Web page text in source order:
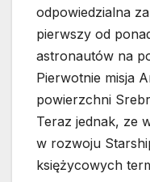
odpowiedzialna
pierwszy od
astronautów na
Pierwotnie misja
powierzchni
Teraz jednak, ze
w rozwoju
księżycowych